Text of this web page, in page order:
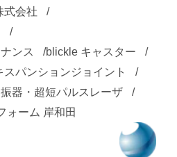
式会社
ンス
blickle キャスター
スパンションジョイント
器・超短パルスレーザ
ォーム 岸和田